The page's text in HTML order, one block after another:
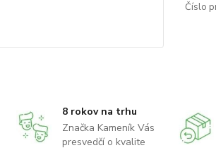
Číslo
8 rokov na trhu
Značka Kameník Vás
presvedčí o kvalite